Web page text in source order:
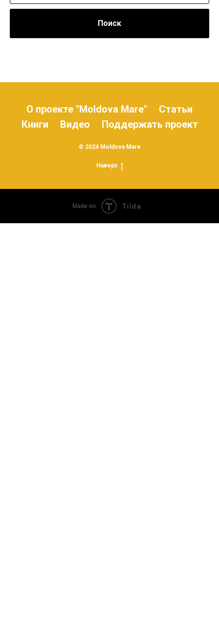
Поиск
О проекте "Moldova Mare"
Статьи
Книги
Видео Поддержать проект
© 2024 Moldova Mare
Наверх
Made on Tilda